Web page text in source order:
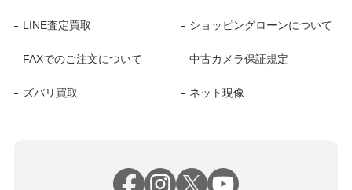
LINE査定買取 ショッピングローンについて
FAXでのご注文について 中古カメラ保証規定
ズバリ買取 ネット現像